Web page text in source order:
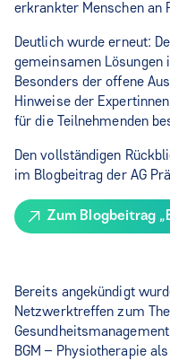
erkrankter Menschen an
Deutlich wurde erneut:
gemeinsamen
Besonders der offene
Hinweise der
für die Teilnehmenden
Den vollständigen
im Blogbeitrag der AG
Zum Blogbeitrag
Bereits angekündigt
Netzwerktreffen zum
BGM – Physiotherapie